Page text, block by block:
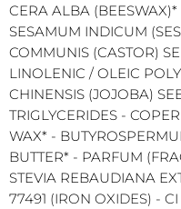
CERA ALBA
SESAMUM INDICUM
COMMUNIS (CASTOR)
LINOLENIC / OLEIC
CHINENSIS (JOJOBA)
TRIGLYCERIDES -
WAX* -
BUTTER* - PARFUM
STEVIA REBAUDIANA
77491 (IRON OXIDES) -